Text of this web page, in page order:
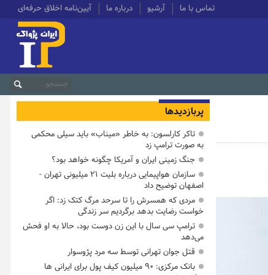
تماس با ما آرشیو درباره ما آیین‌نامه اخلاق حرفه‌ای
پربازدیدها
تاکر کارلسون: به خاطر «میناب» باید سیلی محکمی
به صورت ترامپ زد
جنگ زمینی ایران و آمریکا چگونه خواهد بود؟
سازمان هواپیمایی درباره بلیت ۲۱ میلیونی تهران -
اصفهان توضیح داد
مردی که همسرش را تا سرحد مرگ کتک زد: اگر
خواست رضایت بدهد برگردیم سر زندگی
ترامپ سی سال با این زن دوست بود، حالا به او فحش
می‌دهد
قتل جوان تهرانی توسط سه مرد پژوسوار
بانک مرکزی: ۹۰ میلیون کیف پول برای ایرانی ها